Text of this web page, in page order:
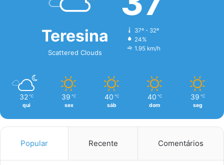
Teresina
Scattered Clouds
37º - 32º
24%
1.95 km/h
32 ℃
qui
39 ℃
sex
40 ℃
sáb
40 ℃
dom
39 ℃
seg
Popular Recente Comentários